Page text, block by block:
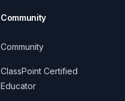
Community
Community
ClassPoint Certified
Educator